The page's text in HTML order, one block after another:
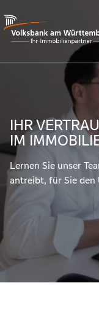
Your Company
Volksbank am
IHR
IM
Lernen Sie unser
antreibt, für Sie den